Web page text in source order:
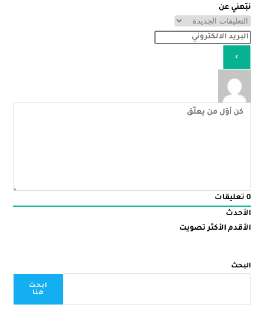
نبّهني عن
0 تعليقات
الأحدث
الأقدم الأكثر تصويت
البحث
ابحث
هنا